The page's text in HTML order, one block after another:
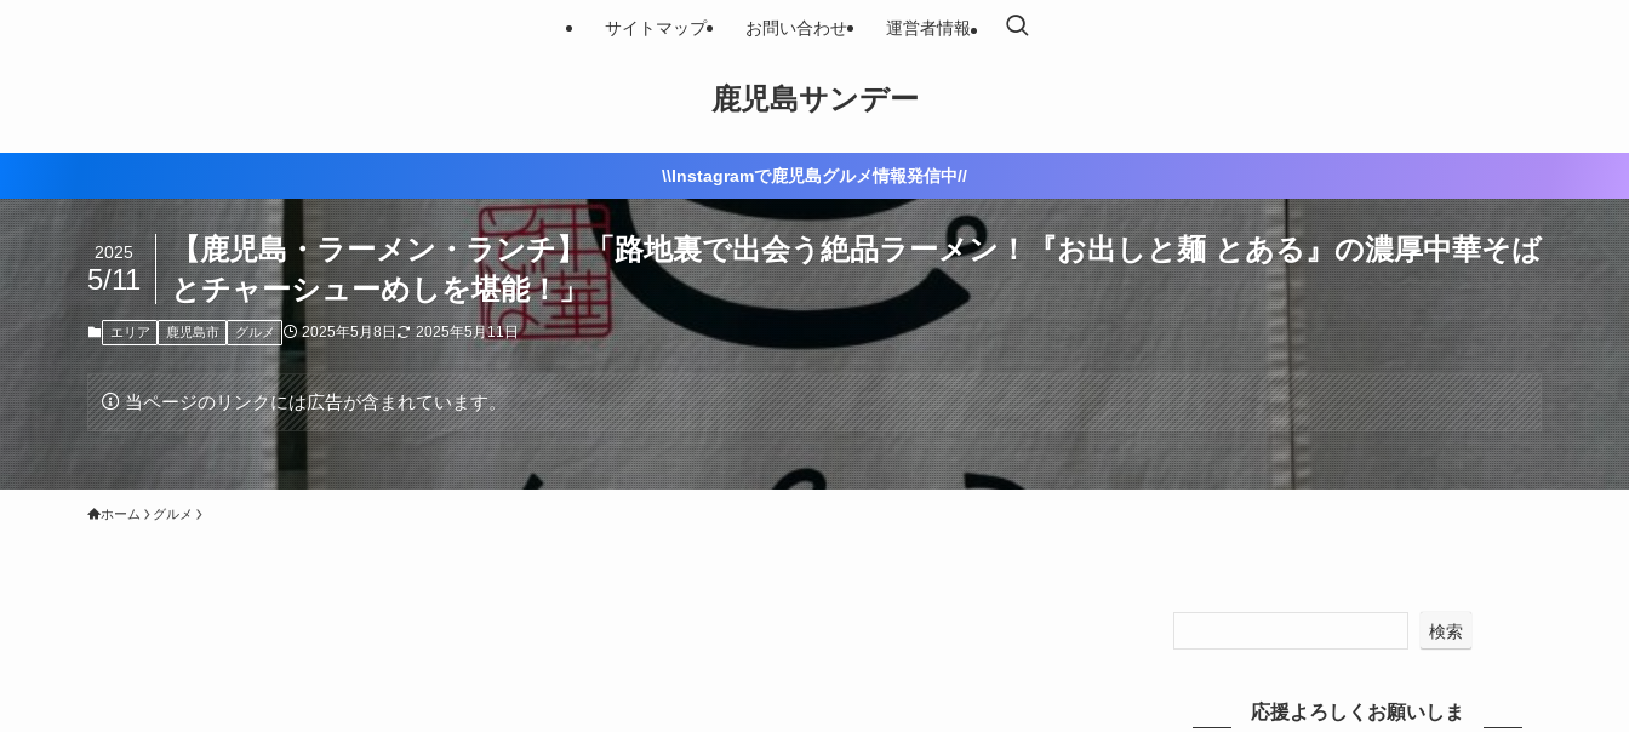
鹿児島サンデー
サイトマップ お問い合わせ 運営者情報
\\Instagramで鹿児島グルメ情報発信中//
【鹿児島・ラーメン・ランチ】「路地裏で出会う絶品ラーメン！『お出しと麺 とある』の濃厚中華そば
とチャーシューめしを堪能！」
2025
5/11
エリア 鹿児島市 グルメ 2025年5月8日 2025年5月11日
当ページのリンクには広告が含まれています。
ホーム グルメ
検索
応援よろしくお願いしま